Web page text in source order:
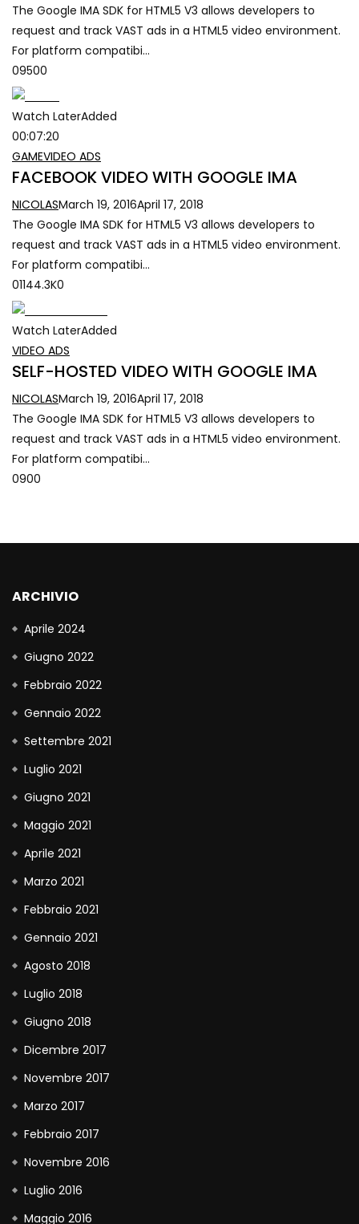
The Google IMA SDK for HTML5 V3 allows developers to
request and track VAST ads in a HTML5 video environment.
For platform compatibi…
09500
Watch LaterAdded
00:07:20
GAMEVIDEO ADS
FACEBOOK VIDEO WITH GOOGLE IMA
NICOLASMarch 19, 2016April 17, 2018
The Google IMA SDK for HTML5 V3 allows developers to
request and track VAST ads in a HTML5 video environment.
For platform compatibi…
01144.3K0
Watch LaterAdded
VIDEO ADS
SELF-HOSTED VIDEO WITH GOOGLE IMA
NICOLASMarch 19, 2016April 17, 2018
The Google IMA SDK for HTML5 V3 allows developers to
request and track VAST ads in a HTML5 video environment.
For platform compatibi…
0900
ARCHIVIO
Aprile 2024
Giugno 2022
Febbraio 2022
Gennaio 2022
Settembre 2021
Luglio 2021
Giugno 2021
Maggio 2021
Aprile 2021
Marzo 2021
Febbraio 2021
Gennaio 2021
Agosto 2018
Luglio 2018
Giugno 2018
Dicembre 2017
Novembre 2017
Marzo 2017
Febbraio 2017
Novembre 2016
Luglio 2016
Maggio 2016